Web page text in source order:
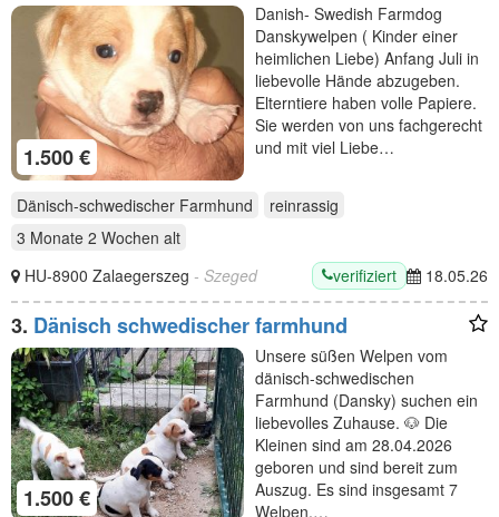
1.500 €
Danish- Swedish Farmdog
Danskywelpen ( Kinder einer
heimlichen Liebe) Anfang Juli in
liebevolle Hände abzugeben.
Elterntiere haben volle Papiere.
Sie werden von uns fachgerecht
und mit viel Liebe…
Dänisch-schwedischer Farmhund
reinrassig
3 Monate 2 Wochen alt
HU-8900 Zalaegerszeg - Szeged verifiziert 18.05.26
3. Dänisch schwedischer farmhund
1.500 €
Unsere süßen Welpen vom
dänisch-schwedischen
Farmhund (Dansky) suchen ein
liebevolles Zuhause. 🐶 Die
Kleinen sind am 28.04.2026
geboren und sind bereit zum
Auszug. Es sind insgesamt 7
Welpen.…